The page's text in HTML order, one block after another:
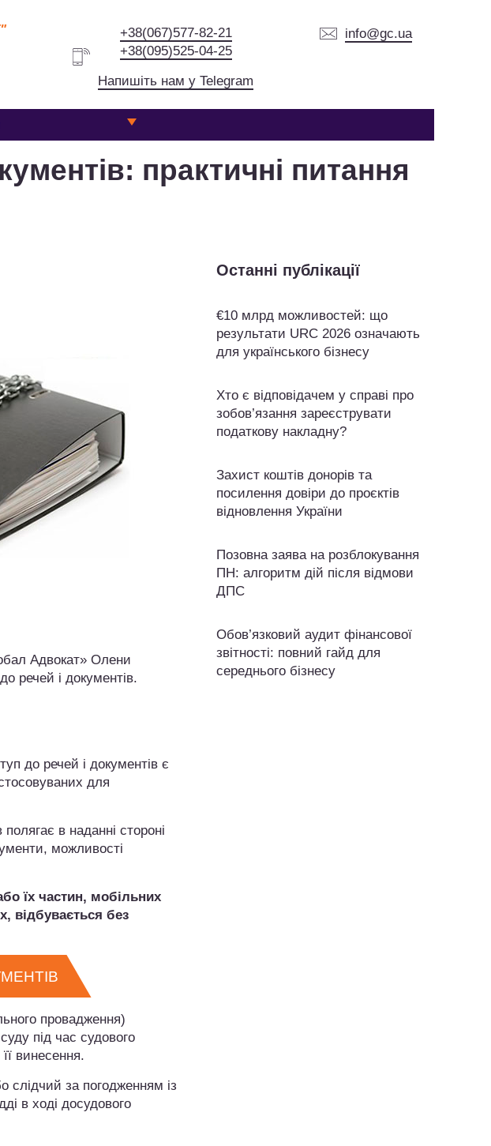
+38(067)577-82-21
+38(095)525-04-25
Напишіть нам у Telegram
info@gc.ua
практичні питання
Адвокат» Олени
речей і документів.
до речей і документів є
для
в наданні стороні
можливості
їх частин, мобільних
відбувається без
провадження)
під час судового
винесення.
слідчий за погодженням із
в ході досудового
Останні публікації
€10 млрд можливостей: що
результати URC 2026 означають
для українського бізнесу
Хто є відповідачем у справі про
зобов’язання зареєструвати
податкову накладну?
Захист коштів донорів та
посилення довіри до проєктів
відновлення України
Позовна заява на розблокування
ПН: алгоритм дій після відмови
ДПС
Обов’язковий аудит фінансової
звітності: повний гайд для
середнього бізнесу